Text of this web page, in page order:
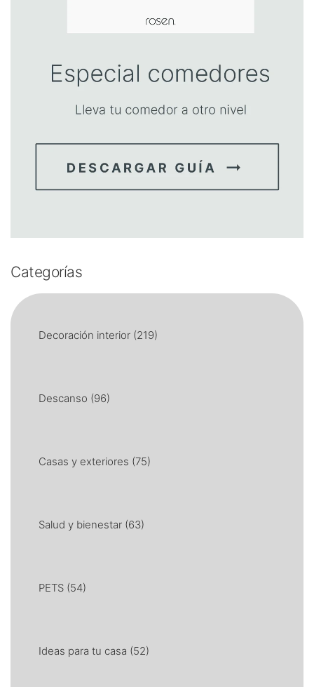
Categorías
Decoración interior (219)
Descanso (96)
Casas y exteriores (75)
Salud y bienestar (63)
PETS (54)
Ideas para tu casa (52)